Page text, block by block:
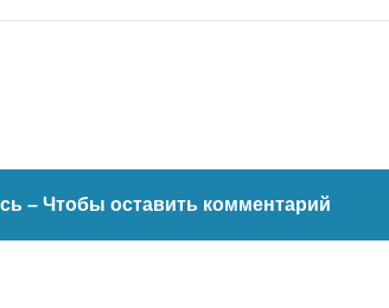
– Чтобы оставить комментарий